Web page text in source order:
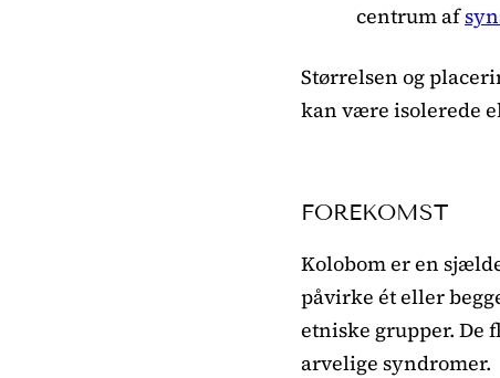
centrum af
Størrelsen og
kan være isolerede
FOREKOMST
Kolobom er en
påvirke ét eller
etniske grupper. De
arvelige syndromer.